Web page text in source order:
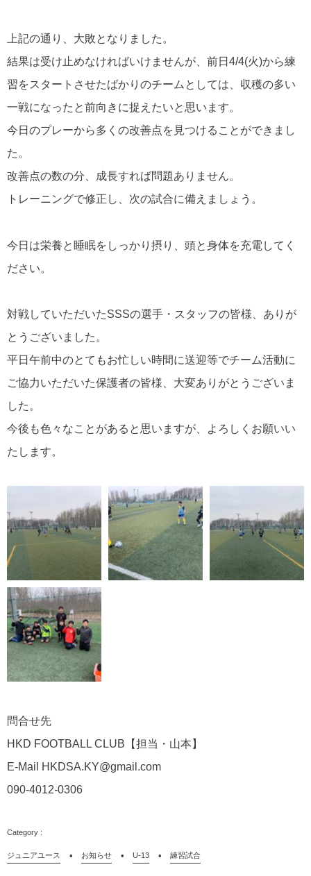
上記の通り、大敗となりました。
結果は受け止めなければいけませんが、前日4/4(火)から練
習をスタートさせたばかりのチームとしては、収穫の多い
一戦になったと前向きに捉えたいと思います。
今日のプレーから多くの改善点を見つけることができまし
た。
改善点の数の分、成長すれば問題ありません。
トレーニングで修正し、次の試合に備えましょう。
今日は栄養と睡眠をしっかり摂り、頭と身体を充電してく
ださい。
対戦していただいたSSSの選手・スタッフの皆様、ありが
とうございました。
平日午前中のとてもお忙しい時間に送迎等でチーム活動に
ご協力いただいた保護者の皆様、大変ありがとうございま
した。
今後も色々なことがあると思いますが、よろしくお願いい
たします。
問合せ先
HKD FOOTBALL CLUB【担当・山本】
E-Mail HKDSA.KY@gmail.com
090-4012-0306
ジュニアユース お知らせ U-13 練習試合